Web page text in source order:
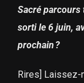
Sacré parcours
sorti le 6 juin,
prochain ?
Rires] Laissez-